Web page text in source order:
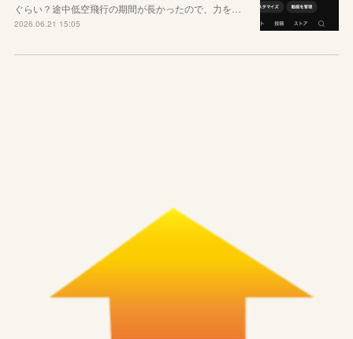
ぐらい？途中低空飛行の期間が長かったので、力を…
2026.06.21 15:05